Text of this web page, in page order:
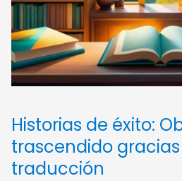
Historias de éxito:
trascendido
traducción